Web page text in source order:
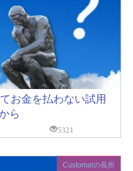
お金を払わない試用
ら
5321
Customa!の長所